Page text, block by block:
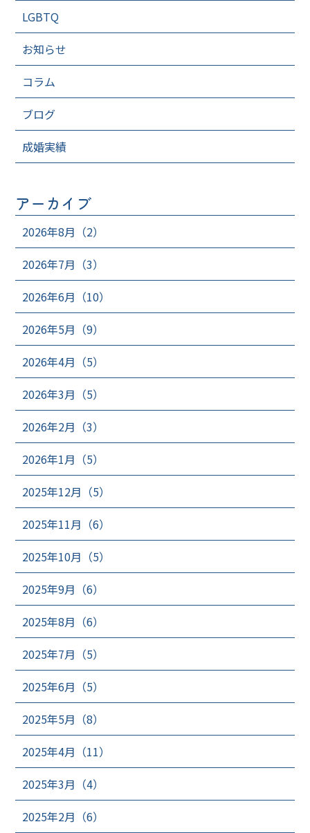
LGBTQ
お知らせ
コラム
ブログ
成婚実績
アーカイブ
2026年8月（2）
2026年7月（3）
2026年6月（10）
2026年5月（9）
2026年4月（5）
2026年3月（5）
2026年2月（3）
2026年1月（5）
2025年12月（5）
2025年11月（6）
2025年10月（5）
2025年9月（6）
2025年8月（6）
2025年7月（5）
2025年6月（5）
2025年5月（8）
2025年4月（11）
2025年3月（4）
2025年2月（6）